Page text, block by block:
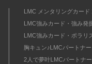
LMC メンタリングカード
LMC強みカード・強み発
LMC強みカード・ポラリ
胸キュン♪LMCパートナ
2人で夢叶LMCパートナ